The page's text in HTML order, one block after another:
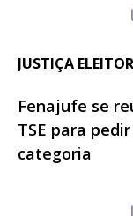
JUSTIÇA
Fenajufe se
TSE para
categoria